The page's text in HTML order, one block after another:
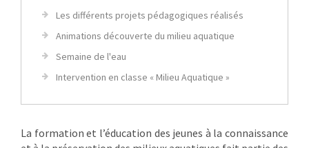
Les différents projets pédagogiques réalisés
Animations découverte du milieu aquatique
Semaine de l'eau
Intervention en classe « Milieu Aquatique »
La formation et l’éducation des jeunes à la connaissance